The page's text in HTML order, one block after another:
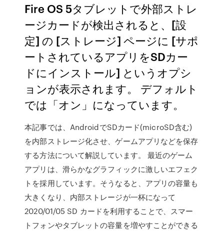
Fire OS 5タブレットで外部ストレ
ージカードが検出されると、[設
定] の [ストレージ] ページに [サポ
ートされているアプリをSDカー
ドにインストール] というオプシ
ョンが表示されます。 デフォルト
では「オン」になっています。
本記事では、AndroidでSDカード(microSD含む)
を内部ストレージ化させ、ゲームアプリなどを保存
する方法について解説しています。 最近のゲーム
アプリは、滑らかなグラフィックに激しいエフェク
トを採用しています。そうなると、アプリの容量も
大きくなり、内部ストレージが一杯になって
2020/01/05 SD カードを利用することで、スマー
トフォンやタブレットの容量を増やすことができる